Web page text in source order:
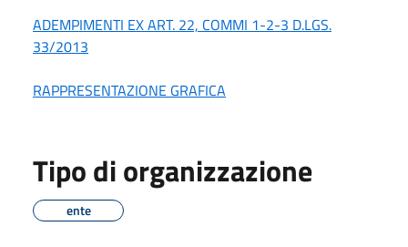
ADEMPIMENTI EX ART. 22, COMMI 1-2-3 D.LGS.
33/2013
RAPPRESENTAZIONE GRAFICA
Tipo di organizzazione
ente